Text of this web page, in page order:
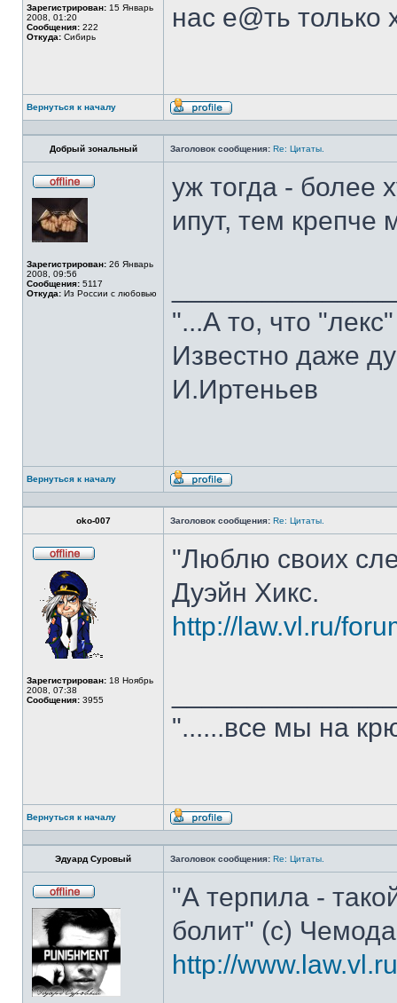
сети
Зарегистрирован: 15 Январь
2008, 01:20
Сообщения: 222
Откуда: Сибирь
нас е@ть только
Вернуться к началу
Профиль
Добрый зональный Заголовок сообщения: Re: Цитаты.
Зарегистрирован: 26 Январь
2008, 09:56
Сообщения: 5117
Откуда: Из России с любовью
уж тогда - более
ипут, тем
"...А то, что
Известно даже
И.Иртеньев
Вернуться к началу
Профиль
oko-007 Заголовок сообщения: Re: Цитаты.
Зарегистрирован: 18 Ноябрь
2008, 07:38
Сообщения: 3955
"Люблю своих
Дуэйн Хикс.
http://law.vl.ru/
"......все мы на
Вернуться к началу
Профиль
Эдуард Суровый Заголовок сообщения: Re: Цитаты.
в
сети
"А терпила -
болит" (с)
http://